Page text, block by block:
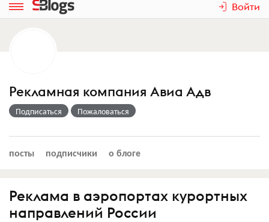
Войти
Рекламная компания Авиа Адв
Подписаться Пожаловаться
посты подписчики о блоге
Реклама в аэропортах курортных
направлений России